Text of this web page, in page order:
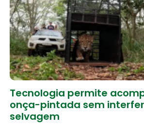
Tecnologia permite
onça-pintada sem
selvagem